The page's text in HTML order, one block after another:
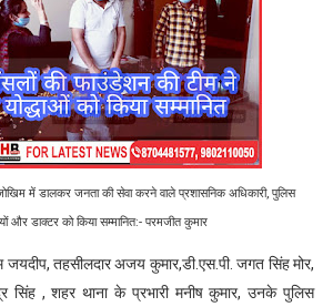
में डालकर जनता की सेवा करने वाले प्रशासनिक अधिकारी, पुलिस
और डाक्टर को किया सम्मानित:- परमजीत कुमार
तहसीलदार अजय कुमार,डी.एस.पी. जगत सिंह मोर,
सिंह , शहर थाना के प्रभारी मनीष कुमार, उनके पुलिस